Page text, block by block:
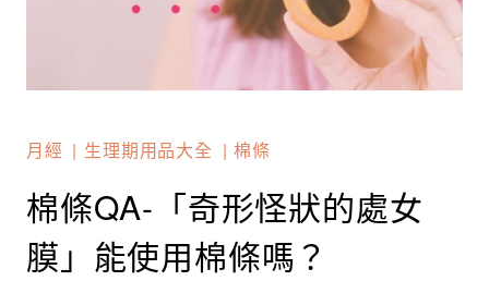
月經 生理期用品大全 棉條
棉條QA-「奇形怪狀的處女
膜」能使用棉條嗎？